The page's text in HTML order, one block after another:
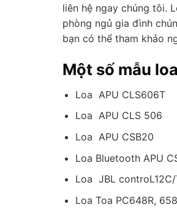
liên hệ ngay chúng tôi.
phòng ngủ gia đình
bạn có thể tham khảo
Một số mẫu
Loa APU CLS606T
Loa APU CLS 506
Loa APU CSB20
Loa Bluetooth APU
Loa JBL
Loa Toa PC648R,